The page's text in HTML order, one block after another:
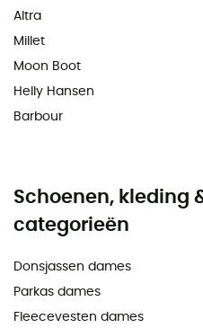
Altra
Millet
Moon Boot
Helly Hansen
Barbour
Schoenen, kleding
categorieën
Donsjassen dames
Parkas dames
Fleecevesten dames